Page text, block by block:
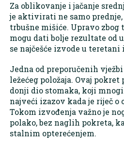
Za oblikovanje i jačanje
je aktivirati ne samo prednje,
trbušne mišiće. Upravo
mogu dati bolje rezultate od
se najčešće izvode u
Jedna od preporučenih
ležećeg položaja. Ovaj pokret
donji dio stomaka, koji
najveći izazov kada je riječ
Tokom izvođenja važno je
polako, bez naglih pokreta,
stalnim opterećenjem.